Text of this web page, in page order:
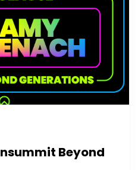
Beyond